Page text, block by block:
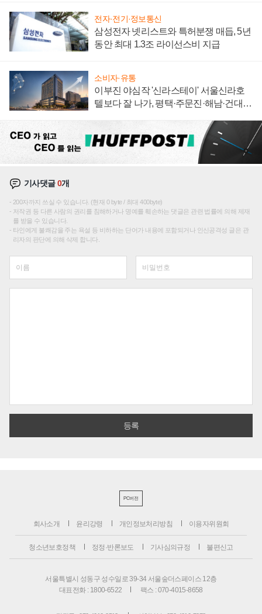
전자·전기·정보통신
삼성전자 넷리스트와 특허분쟁 매듭, 5년
동안 최대 1.3조 라이선스비 지급
소비자·유통
이부진 야심작 '신라스테이' 서울신라호
텔보다 잘 나가, 평택·주문진·해남·건대로
기사댓글0개
200자까지 쓰실 수 있습니다. (현재 0 byte / 최대 400byte)
저작권 등 다른 사람의 권리를 침해하거나 명예를 훼손하는 댓글은 관련 법률에 의해 제재
를 받을 수 있습니다.
타인에게 불쾌감을 주는 욕설 등 비하하는 단어가 내용에 포함되거나 인신공격성 글은 관
리자의 판단에 의해 삭제 합니다.
PC버전
회사소개 윤리강령 개인정보처리방침 이용자위원회
청소년보호정책 정정·반론보도 기사심의규정 불편신고
서울특별시 성동구 성수일로 39-34 서울숲더스페이스 12층
대표전화 : 1800-6522
팩스 : 070-4015-8658